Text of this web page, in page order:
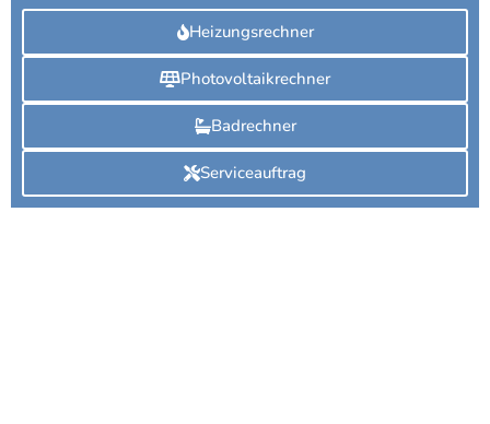
Heizungsrechner
Photovoltaikrechner
Badrechner
Serviceauftrag